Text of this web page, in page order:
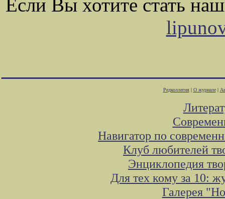
Если Вы хотите стать
Редколлегия| О журнале|
Навигатор по
Клуб любителей
Энциклопедия
Для тех кому за 10:
Галерея